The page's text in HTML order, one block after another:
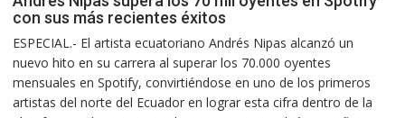
con sus más recientes éxitos
ESPECIAL.- El artista ecuatoriano Andrés Nipas alcanzó un
nuevo hito en su carrera al superar los 70.000 oyentes
mensuales en Spotify, convirtiéndose en uno de los primeros
artistas del norte del Ecuador en lograr esta cifra dentro de la